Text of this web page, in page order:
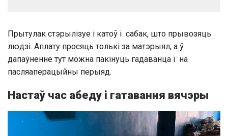
Прытулак стэрылізуе і катоў і сабак, што прывозяць
людзі. Аплату просяць толькі за матэрыял, а ў
дапаўненне тут можна пакінуць гадаванца і на
пасляаперацыйны перыяд.
Настаў час абеду і гатавання вячэры